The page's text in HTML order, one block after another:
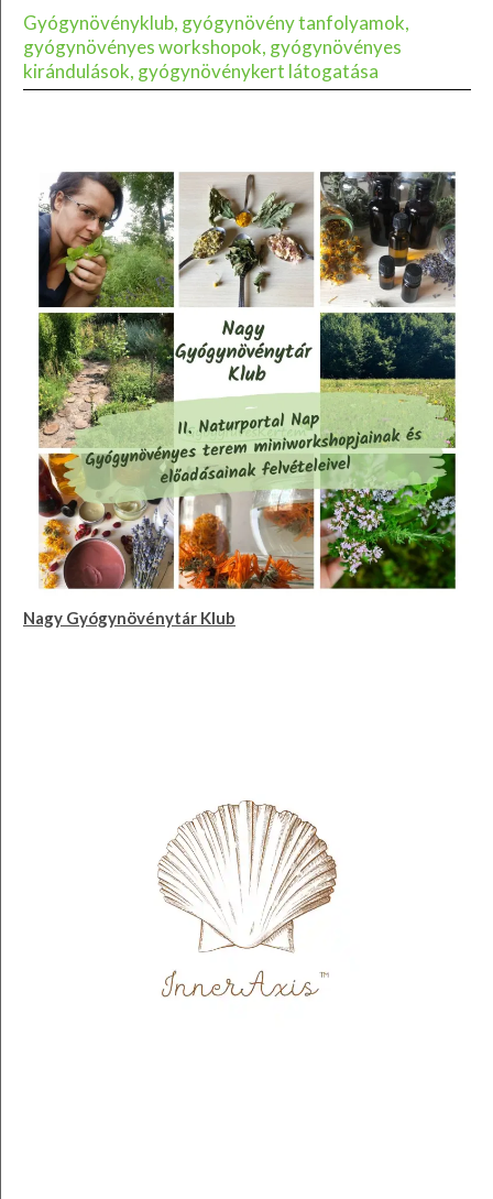
Gyógynövényklub, gyógynövény tanfolyamok,
gyógynövényes workshopok, gyógynövényes
kirándulások, gyógynövénykert látogatása
Nagy Gyógynövénytár Klub